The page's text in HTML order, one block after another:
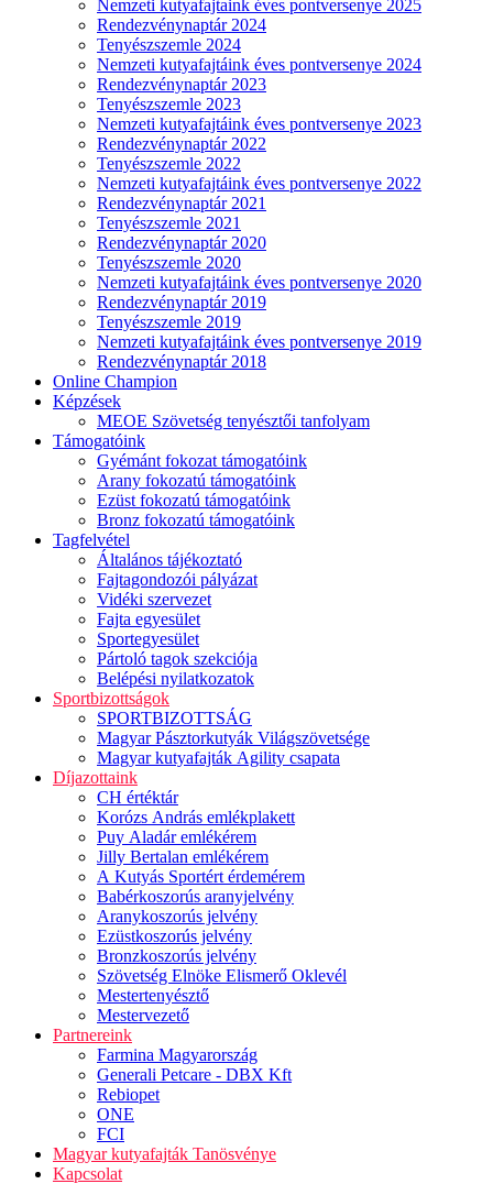
Nemzeti kutyafajtaink éves pontversenye 2025
Rendezvénynaptár 2024
Tenyészszemle 2024
Nemzeti kutyafajtáink éves pontversenye 2024
Rendezvénynaptár 2023
Tenyészszemle 2023
Nemzeti kutyafajtáink éves pontversenye 2023
Rendezvénynaptár 2022
Tenyészszemle 2022
Nemzeti kutyafajtáink éves pontversenye 2022
Rendezvénynaptár 2021
Tenyészszemle 2021
Rendezvénynaptár 2020
Tenyészszemle 2020
Nemzeti kutyafajtáink éves pontversenye 2020
Rendezvénynaptár 2019
Tenyészszemle 2019
Nemzeti kutyafajtáink éves pontversenye 2019
Rendezvénynaptár 2018
Online Champion
Képzések
MEOE Szövetség tenyésztői tanfolyam
Támogatóink
Gyémánt fokozat támogatóink
Arany fokozatú támogatóink
Ezüst fokozatú támogatóink
Bronz fokozatú támogatóink
Tagfelvétel
Általános tájékoztató
Fajtagondozói pályázat
Vidéki szervezet
Fajta egyesület
Sportegyesület
Pártoló tagok szekciója
Belépési nyilatkozatok
Sportbizottságok
SPORTBIZOTTSÁG
Magyar Pásztorkutyák Világszövetsége
Magyar kutyafajták Agility csapata
Díjazottaink
CH értéktár
Korózs András emlékplakett
Puy Aladár emlékérem
Jilly Bertalan emlékérem
A Kutyás Sportért érdemérem
Babérkoszorús aranyjelvény
Aranykoszorús jelvény
Ezüstkoszorús jelvény
Bronzkoszorús jelvény
Szövetség Elnöke Elismerő Oklevél
Mestertenyésztő
Mestervezető
Partnereink
Farmina Magyarország
Generali Petcare - DBX Kft
Rebiopet
ONE
FCI
Magyar kutyafajták Tanösvénye
Kapcsolat